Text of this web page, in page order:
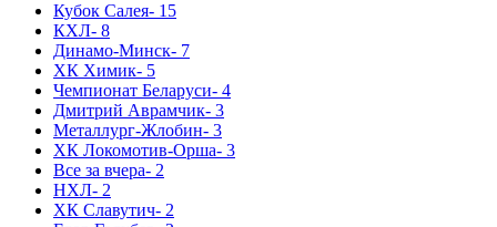
Кубок Салея- 15
КХЛ- 8
Динамо-Минск- 7
ХК Химик- 5
Чемпионат Беларуси- 4
Дмитрий Аврамчик- 3
Металлург-Жлобин- 3
ХК Локомотив-Орша- 3
Все за вчера- 2
НХЛ- 2
ХК Славутич- 2